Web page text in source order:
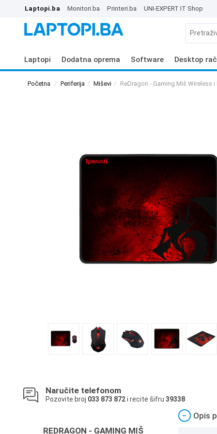
Laptopi.ba Monitori.ba Printeri.ba UNI-EXPERT IT Shop
Laptopi Dodatna oprema Software Desktop
Početna Periferija Miševi ReDragon - Gaming Miš Wireless
Naručite telefonom
Pozovite broj 033 873 872i recite šifru 39338
REDRAGON - GAMING MIŠ
− Opis